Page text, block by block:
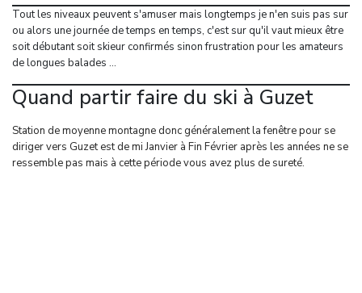
Tout les niveaux peuvent s'amuser mais longtemps je n'en suis pas sur
ou alors une journée de temps en temps, c'est sur qu'il vaut mieux être
soit débutant soit skieur confirmés sinon frustration pour les amateurs
de longues balades ...
Quand partir faire du ski à Guzet
Station de moyenne montagne donc généralement la fenêtre pour se
diriger vers Guzet est de mi Janvier à Fin Février après les années ne se
ressemble pas mais à cette période vous avez plus de sureté.